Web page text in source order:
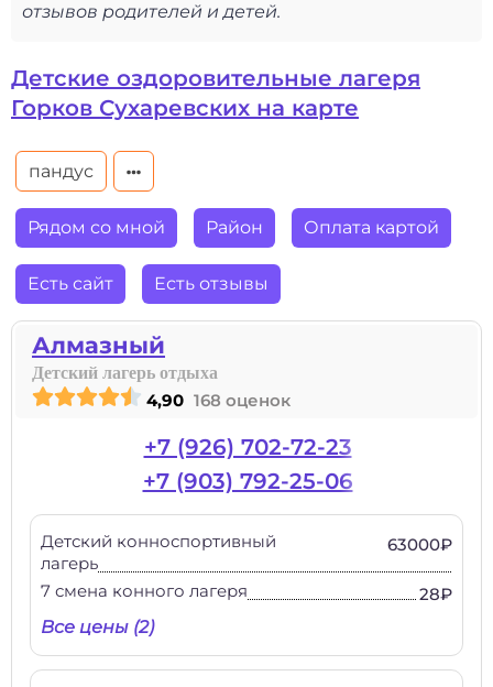
отзывов родителей и детей.
Детские оздоровительные лагеря
Горков Сухаревских на карте
пандус
Рядом со мной Район Оплата картой
Есть сайт Есть отзывы
Алмазный
Детский лагерь отдыха
4,90 168 оценок
+7 (926) 702-72-23
+7 (903) 792-25-06
Детский конноспортивный
лагерь
63000₽
7 смена конного лагеря
28₽
Все цены (2)